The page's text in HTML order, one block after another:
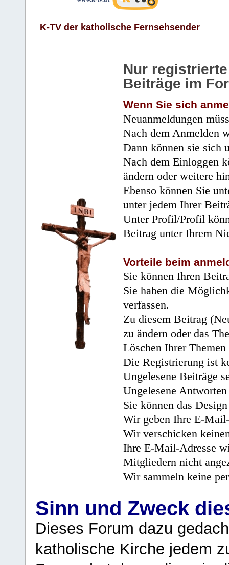
K-TV der katholische Fernsehsender
Nur
Beiträge im
Wenn Sie sich
Neuanmeldungen
Nach dem Anmelden
Dann können sie sich
Nach dem Einloggen
ändern oder weitere
Ebenso können Sie
unter jedem Ihrer
Unter Profil/Profil
Beitrag unter Ihrem
Vorteile beim
Sie können Ihren
Sie haben die
verfassen.
Zu diesem Beitrag
zu ändern oder das
Löschen Ihrer
Die Registrierung ist
Ungelesene Beiträge
Ungelesene
Sie können das
Wir geben Ihre E-
Wir verschicken
Ihre E-Mail-Adresse
Mitgliedern nicht
Wir sammeln keine
Sinn und Zweck
Dieses Forum dazu
katholische Kirche jedem